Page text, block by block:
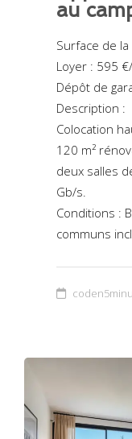
au
Surface de
Loyer : 595
Dépôt de
Description :
Colocation
120 m²
deux salles
Gb/s.
Conditions :
communs